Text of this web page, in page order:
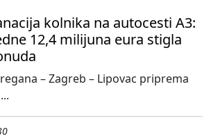
kolnika na autocesti A3:
12,4 milijuna eura stigla
– Zagreb – Lipovac priprema